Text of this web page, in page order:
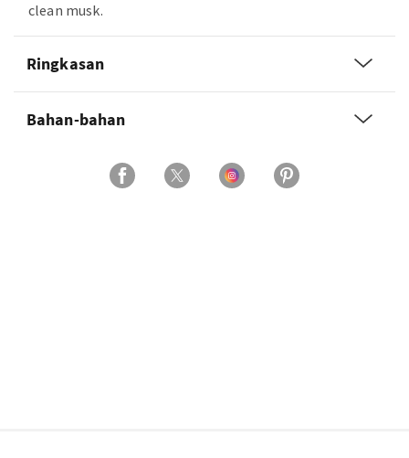
clean musk.
Ringkasan
Bahan-bahan